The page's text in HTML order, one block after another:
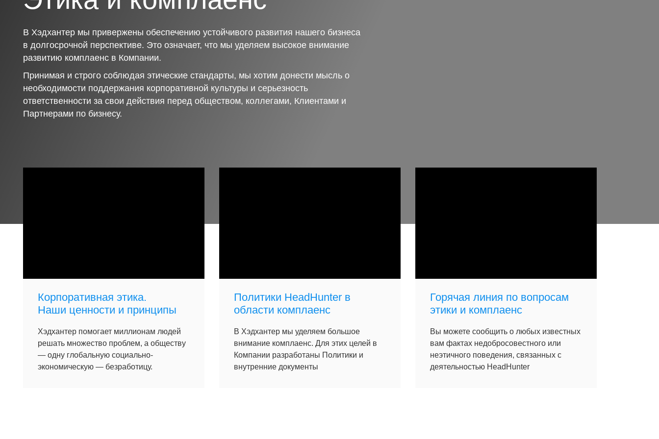
В Хэдхантер мы привержены обеспечению устойчивого развития нашего бизнеса
в долгосрочной перспективе. Это означает, что мы уделяем высокое внимание
развитию комплаенс в Компании.
Принимая и строго соблюдая этические стандарты, мы хотим донести мысль о
необходимости поддержания корпоративной культуры и серьезность
ответственности за свои действия перед обществом, коллегами, Клиентами и
Партнерами по бизнесу.
Корпоративная этика.
Наши ценности и принципы
Хэдхантер помогает миллионам людей
решать множество проблем, а обществу
— одну глобальную социально-
экономическую — безработицу.
Политики HeadHunter в
области комплаенс
В Хэдхантер мы уделяем большое
внимание комплаенс. Для этих целей в
Компании разработаны Политики и
внутренние документы
Горячая линия по вопросам
этики и комплаенс
Вы можете сообщить о любых известных
вам фактах недобросовестного или
неэтичного поведения, связанных с
деятельностью HeadHunter